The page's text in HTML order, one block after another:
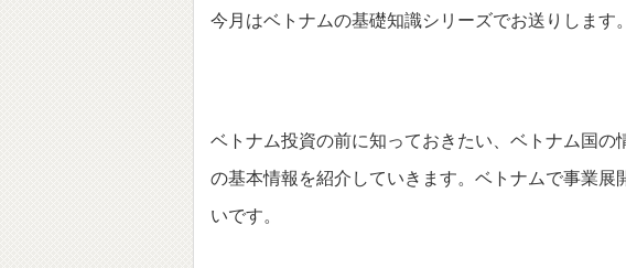
今月はベトナムの基礎知識シリーズでお送りします。
ベトナム投資の前に知っておきたい、ベトナム国
の基本情報を紹介していきます。ベトナムで事業
いです。